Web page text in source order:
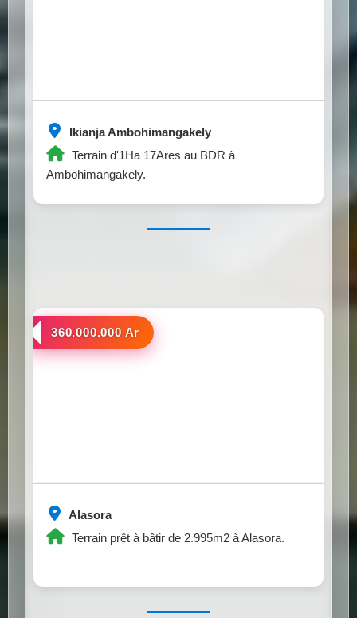
Ikianja Ambohimangakely
Terrain d'1Ha 17Ares au BDR à
Ambohimangakely.
Alasora
Terrain prêt à bâtir de 2.995m2 à Alasora.
a vendre
360.000.000 Ar